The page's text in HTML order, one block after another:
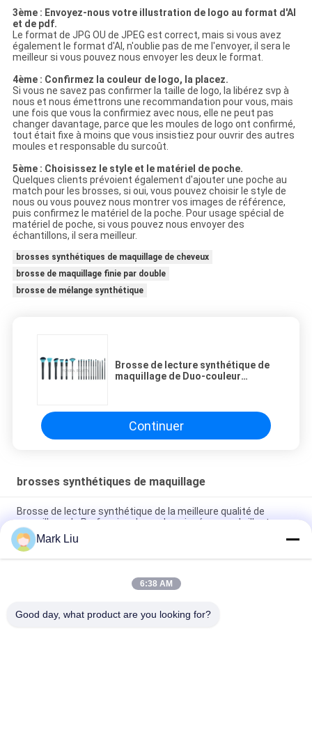
3ème : Envoyez-nous votre illustration de logo au format d'AI
et de pdf.
Le format de JPG OU de JPEG est correct, mais si vous avez
également le format d'AI, n'oublie pas de me l'envoyer, il sera le
meilleur si vous pouvez nous envoyer les deux le format.
4ème : Confirmez la couleur de logo, la placez.
Si vous ne savez pas confirmer la taille de logo, la libérez svp à
nous et nous émettrons une recommandation pour vous, mais
une fois que vous la confirmiez avec nous, elle ne peut pas
changer davantage, parce que les moules de logo ont confirmé,
tout était fixe à moins que vous insistiez pour ouvrir des autres
moules et responsable du surcoût.
5ème : Choisissez le style et le matériel de poche.
Quelques clients prévoient également d'ajouter une poche au
match pour les brosses, si oui, vous pouvez choisir le style de
nous ou vous pouvez nous montrer vos images de référence,
puis confirmez le matériel de la poche. Pour usage spécial de
matériel de poche, si vous pouvez nous envoyer des
échantillons, il sera meilleur.
brosses synthétiques de maquillage de cheveux
brosse de maquillage finie par double
brosse de mélange synthétique
Brosse de lecture synthétique de
maquillage de Duo-couleur
Continuer
brosses synthétiques de maquillage
Brosse de lecture synthétique de la meilleure qualité de
maquillage de Prefessional avec la poignée rouge brillante
Le maquillage synthétique naturel étonnant de cheveux de
précision balaye les outils complets de beauté
De luxe synthétique de brosse de lecture 15 support de
Mark Liu
6:38 AM
Good day, what product are you looking for?